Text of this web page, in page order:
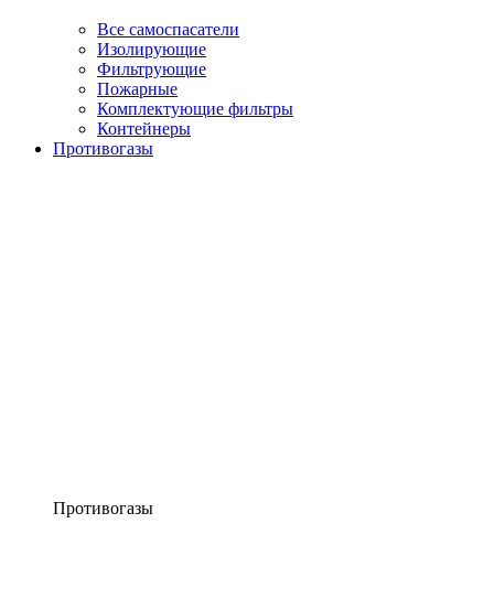
Все самоспасатели
Изолирующие
Фильтрующие
Пожарные
Комплектующие фильтры
Контейнеры
Противогазы
Противогазы